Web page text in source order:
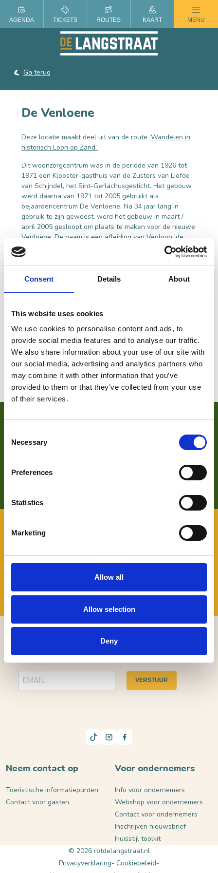
Consent Details About
This website uses cookies
We use cookies to personalise content and ads, to
provide social media features and to analyse our traffic.
We also share information about your use of our site with
our social media, advertising and analytics partners who
may combine it with other information that you’ve
provided to them or that they’ve collected from your use
of their services.
Selection
Necessary
Preferences
Statistics
Marketing
Allow all
Allow selection
Deny
ZOMER IN DE LANGSTRAAT
Ga terug
De Venloene
Deze locatie maakt deel uit van de route ‘Wandelen in
historisch Loon op Zand’.
Dit woonzorgcentrum was in de periode van 1926 tot
1971 een Klooster-gasthuis van de Zusters van Liefde
van Schijndel, het Sint-Gerlachusgesticht. Het gebouw
werd daarna van 1971 tot 2005 gebruikt als
bejaardencentrum De Venloene. Na 34 jaar lang in
gebruik te zijn geweest, werd het gebouw in maart /
april 2005 gesloopt om plaats te maken voor de nieuwe
Venloene. De naam is een afleiding van Venloon, de
vroegere naam voor Loon op Zand.
CONTACT
Plan je route
VOOR ONDERNEMERS
Zoek je meer informatie over het bedrijf achter Bezoek De
Langstraat? Klik op de button en kom alles te weten over
Benieuwd naar wat er allemaal te beleven valt in De
Langstraat en wil je daarover graag persoonlijk advies? Je
kunt terecht bij onze Toeristische Informatiepunten.
MELD JE AAN VOOR ONZE NIEUWSBRIEF
VERSTUUR
Neem contact op
Toeristische informatiepunten
Contact voor gasten
Voor ondernemers
Info voor ondernemers
Webshop voor ondernemers
Contact voor ondernemers
Inschrijven nieuwsbrief
Huisstijl toolkit
© 2026 rbtdelangstraat.nl
Privacyverklaring Cookiebeleid
AGENDA TICKETS ROUTES KAART MENU